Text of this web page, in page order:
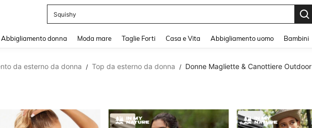
Squishy
Abbigliamento donna Moda mare Taglie Forti Casa e Vita Abbigliamento uomo Bambini
da esterno da donna / Top da esterno da donna / Donne Magliette & Canottiere Outdoor